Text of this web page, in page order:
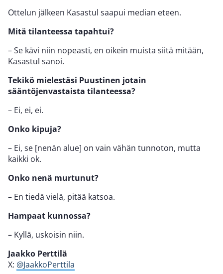
Ottelun jälkeen Kasastul saapui median eteen.
Mitä tilanteessa tapahtui?
– Se kävi niin nopeasti, en oikein muista siitä mitään,
Kasastul sanoi.
Tekikö mielestäsi Puustinen jotain
sääntöjenvastaista tilanteessa?
– Ei, ei, ei.
Onko kipuja?
– Ei, se [nenän alue] on vain vähän tunnoton, mutta
kaikki ok.
Onko nenä murtunut?
– En tiedä vielä, pitää katsoa.
Hampaat kunnossa?
– Kyllä, uskoisin niin.
Jaakko Perttilä
X: @JaakkoPerttila